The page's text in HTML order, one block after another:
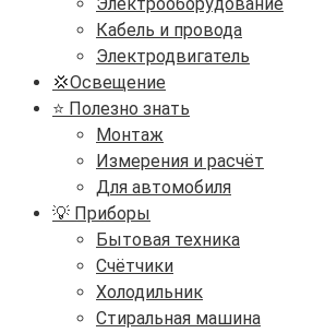
Кабель и провода
Электродвигатель
💢Освещение
⭐ Полезно знать
Монтаж
Измерения и расчёт
Для автомобиля
💡 Приборы
Бытовая техника
Счётчики
Холодильник
Стиральная машина